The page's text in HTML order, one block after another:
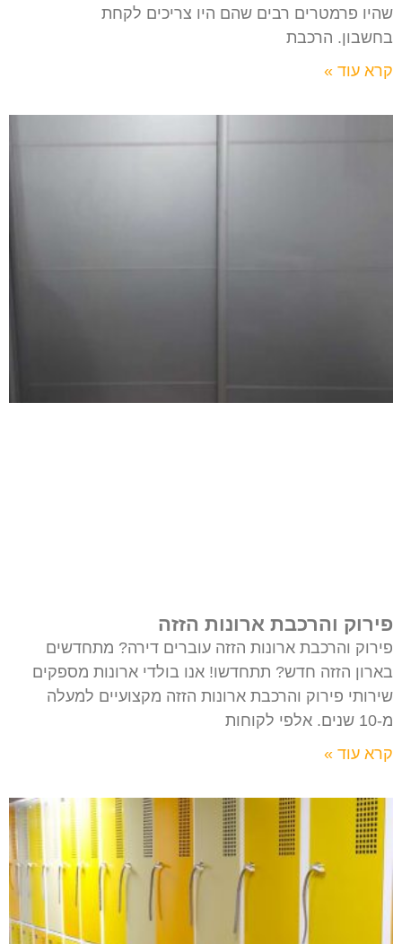
שהיו פרמטרים רבים שהם היו צריכים לקחת
בחשבון. הרכבת
קרא עוד »
פירוק והרכבת ארונות הזזה
פירוק והרכבת ארונות הזזה עוברים דירה? מתחדשים
בארון הזזה חדש? תתחדשו! אנו בולדי ארונות מספקים
שירותי פירוק והרכבת ארונות הזזה מקצועיים למעלה
מ-10 שנים. אלפי לקוחות
קרא עוד »